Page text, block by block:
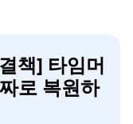
책] 타임머
로 복원하